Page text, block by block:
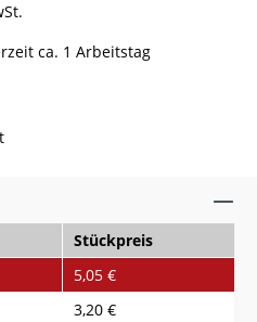
ca. 1 Arbeitstag
Stückpreis
5,05 €
3,20 €